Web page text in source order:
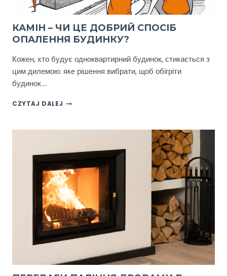
КАМІН – ЧИ ЦЕ ДОБРИЙ СПОСІБ
ОПАЛЕННЯ БУДИНКУ?
Кожен, хто будує одноквартирний будинок, стикається з
цим дилемою: яке рішення вибрати, щоб обігріти
будинок….
CZYTAJ DALEJ КАМІН
ЦЕ
СПОСІБ
БУДИНКУ?